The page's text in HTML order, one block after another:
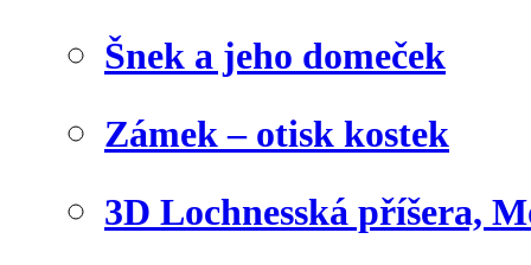
Šnek a jeho domeček
Zámek – otisk kostek
3D Lochnesská příšera,